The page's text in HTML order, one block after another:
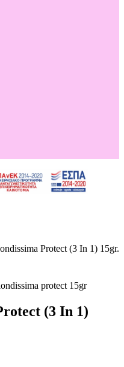
Protect (3 In 1) 15gr.
(3 In 1)